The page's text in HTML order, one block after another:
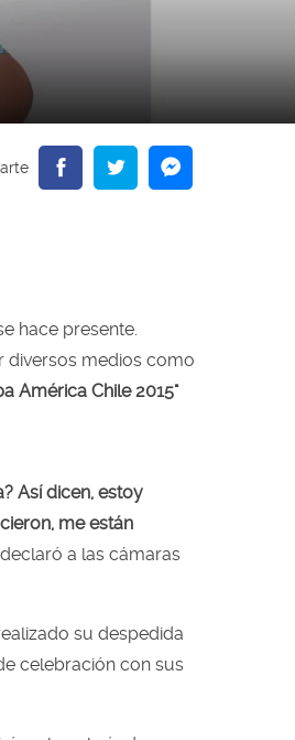
hace presente.
diversos medios como
América Chile 2015"
Así dicen, estoy
me están
declaró a las cámaras
su despedida
celebración con sus